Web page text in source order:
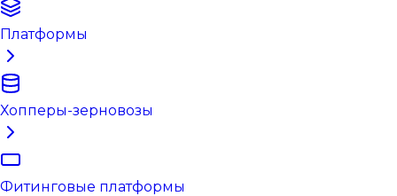
Платформы
Хопперы-зерновозы
Фитинговые платформы